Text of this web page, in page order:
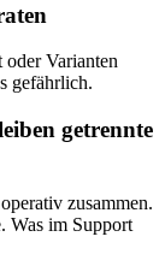
Varianten
gefährlich.
getrennte
zusammen.
Was im Support